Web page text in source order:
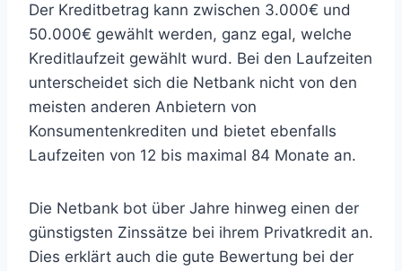
Der Kreditbetrag kann zwischen 3.000€ und
50.000€ gewählt werden, ganz egal, welche
Kreditlaufzeit gewählt wurd. Bei den Laufzeiten
unterscheidet sich die Netbank nicht von den
meisten anderen Anbietern von
Konsumentenkrediten und bietet ebenfalls
Laufzeiten von 12 bis maximal 84 Monate an.
Die Netbank bot über Jahre hinweg einen der
günstigsten Zinssätze bei ihrem Privatkredit an.
Dies erklärt auch die gute Bewertung bei der